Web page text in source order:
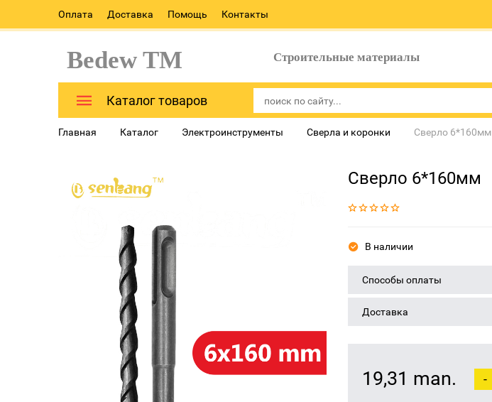
Оплата Доставка Помощь Контакты
Bedew TM Строительные материалы
Каталог товаров
Главная Каталог Электроинструменты Сверла и коронки Сверло 6*160мм
Сверло 6*160мм
В наличии
Способы оплаты
Доставка
19,31 man. -